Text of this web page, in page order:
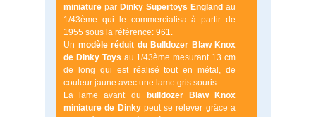
miniature par Dinky Supertoys England au
1/43ème qui le commercialisa à partir de
1955 sous la référence: 961.
Un modèle réduit du Bulldozer Blaw Knox
de Dinky Toys au 1/43ème mesurant 13 cm
de long qui est réalisé tout en métal, de
couleur jaune avec une lame gris souris.
La lame avant du
bulldozer Blaw Knox
miniature de Dinkypeut se relever grâce a